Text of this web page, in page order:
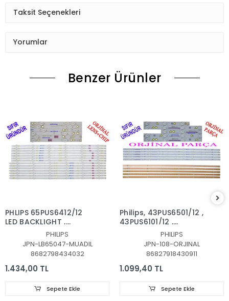
Taksit Seçenekleri
Yorumlar
Benzer Ürünler
PHLIPS 65PUS6412/12
LED BACKLIGHT ,
65PUS6523,
65PUS6162/12,
65PUS6262,
65PUS6703,
65PUS6753, LED BAR,
LB65047 V1_03,
TPT650UA-QVN06
PHILIPS
JPN-LB65047-MUADIL
8682798434032
1.434,00 TL
Sepete Ekle
Philips, 43PUS6501/12 ,
43PUS6101/12 ,
43PUS6201/12,
43PUS7202,
43PUS6551, LED BAR
TAKIMI, ORJİNALİ
PHILIPS, LB43014, GJ-
PHILIPS
JPN-108-ORJINAL
86827918430911
1.099,40 TL
Sepete Ekle